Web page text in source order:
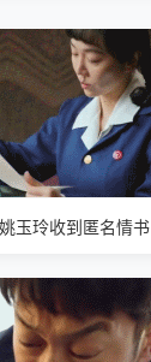
玉玲收到匿名情书